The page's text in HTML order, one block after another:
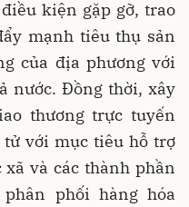
kiện gặp gỡ, trao
mạnh tiêu thụ sản
của địa phương với
nước. Đồng thời, xây
thương trực tuyến
với mục tiêu hỗ trợ
và các thành phần
phối hàng hóa